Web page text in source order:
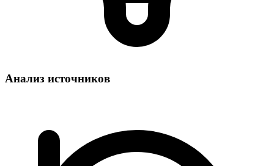
Анализ источников